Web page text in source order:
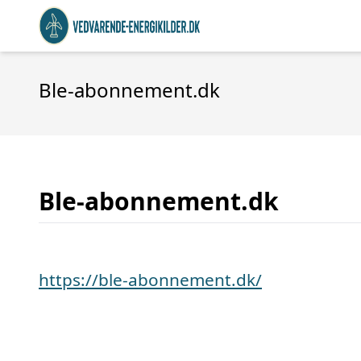
Ble-abonnement.dk
Ble-abonnement.dk
https://ble-abonnement.dk/